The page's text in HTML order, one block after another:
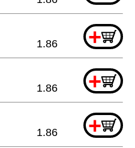
+
1.86
+
1.86
+
1.86